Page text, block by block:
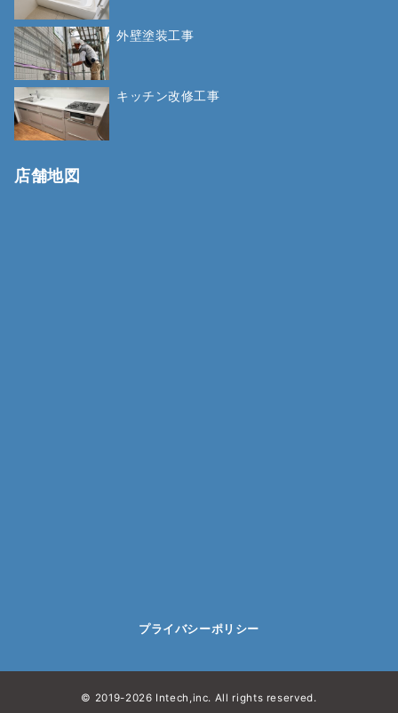
外壁塗装工事
キッチン改修工事
店舗地図
プライバシーポリシー
© 2019-2026 Intech,inc. All rights reserved.